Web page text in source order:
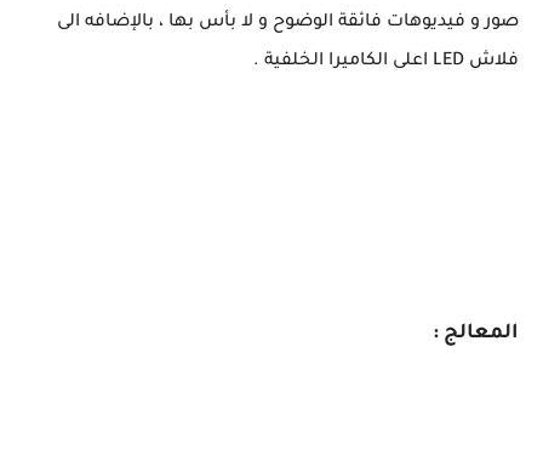
صور و فيديوهات فائقة الوضوح و لا بأس بها ، بالإضافه الى
فلاش LED اعلى الكاميرا الخلفية .
المعالج :